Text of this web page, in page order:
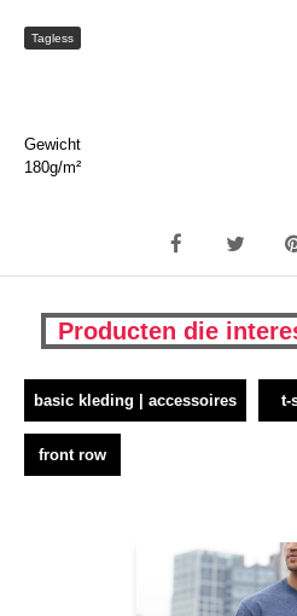
Tagless
Gewicht
180g/m²
Producten die
basic kleding | accessoires t-
front row